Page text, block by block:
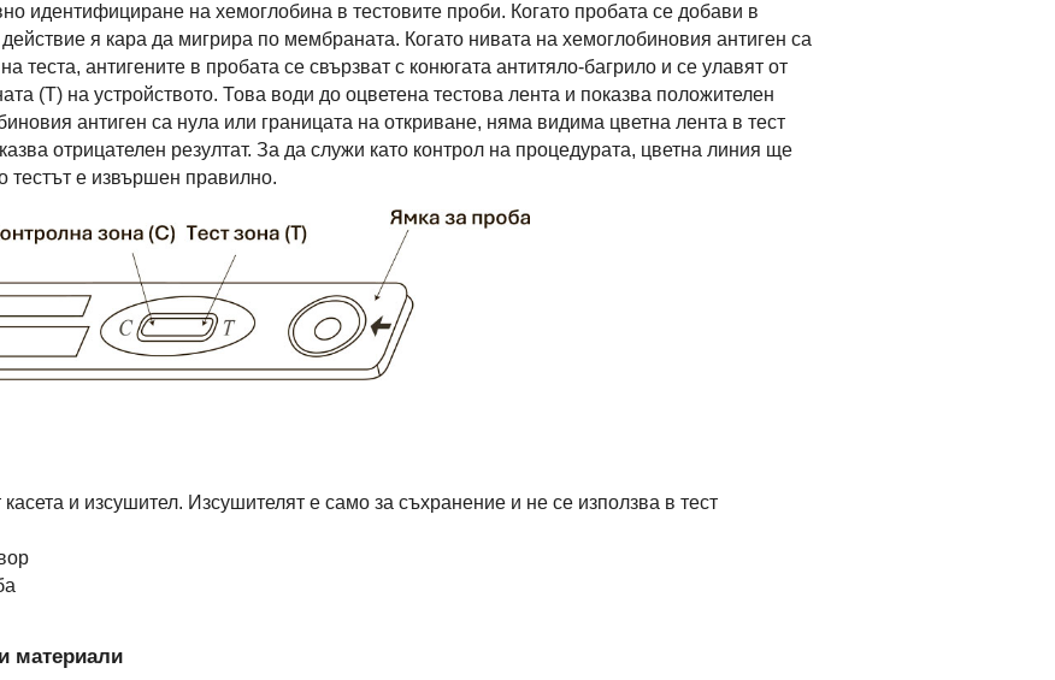
идентифициране на хемоглобина в тестовите проби. Когато пробата се добави в
я кара да мигрира по мембраната. Когато нивата на хемоглобиновия антиген са
теста, антигените в пробата се свързват с конюгата антитяло-багрило и се улавят от
(T) на устройството. Това води до оцветена тестова лента и показва положителен
антиген са нула или границата на откриване, няма видима цветна лента в тест
отрицателен резултат. За да служи като контрол на процедурата, цветна линия ще
тестът е извършен правилно.
и изсушител. Изсушителят е само за съхранение и не се използва в тест
материали